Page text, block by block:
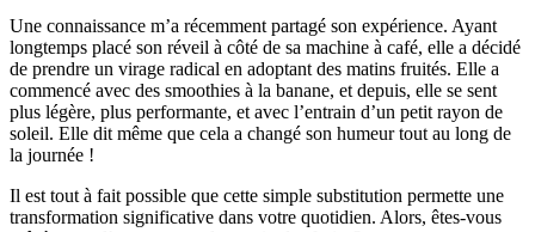
Une connaissance m’a récemment partagé son expérience. Ayant
longtemps placé son réveil à côté de sa machine à café, elle a décidé
de prendre un virage radical en adoptant des matins fruités. Elle a
commencé avec des smoothies à la banane, et depuis, elle se sent
plus légère, plus performante, et avec l’entrain d’un petit rayon de
soleil. Elle dit même que cela a changé son humeur tout au long de
la journée !
Il est tout à fait possible que cette simple substitution permette une
transformation significative dans votre quotidien. Alors, êtes-vous